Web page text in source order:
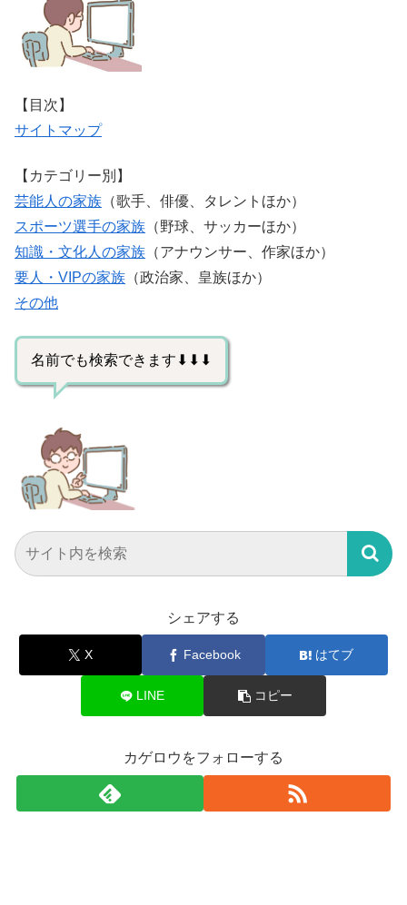
【目次】
サイトマップ
【カテゴリー別】
芸能人の家族 （歌手、俳優、タレントほか）
スポーツ選手の家族 （野球、サッカーほか）
知識・文化人の家族 （アナウンサー、作家ほか）
要人・VIPの家族 （政治家、皇族ほか）
その他
名前でも検索できます⬇⬇⬇
シェアする
X Facebook はてブ
LINE コピー
カゲロウをフォローする